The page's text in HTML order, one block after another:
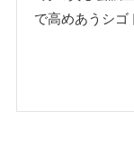
で高めあうシゴ